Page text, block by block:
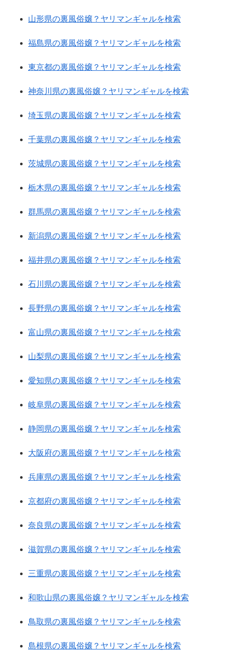
山形県の裏風俗嬢？ヤリマンギャルを検索
福島県の裏風俗嬢？ヤリマンギャルを検索
東京都の裏風俗嬢？ヤリマンギャルを検索
神奈川県の裏風俗嬢？ヤリマンギャルを検索
埼玉県の裏風俗嬢？ヤリマンギャルを検索
千葉県の裏風俗嬢？ヤリマンギャルを検索
茨城県の裏風俗嬢？ヤリマンギャルを検索
栃木県の裏風俗嬢？ヤリマンギャルを検索
群馬県の裏風俗嬢？ヤリマンギャルを検索
新潟県の裏風俗嬢？ヤリマンギャルを検索
福井県の裏風俗嬢？ヤリマンギャルを検索
石川県の裏風俗嬢？ヤリマンギャルを検索
長野県の裏風俗嬢？ヤリマンギャルを検索
富山県の裏風俗嬢？ヤリマンギャルを検索
山梨県の裏風俗嬢？ヤリマンギャルを検索
愛知県の裏風俗嬢？ヤリマンギャルを検索
岐阜県の裏風俗嬢？ヤリマンギャルを検索
静岡県の裏風俗嬢？ヤリマンギャルを検索
大阪府の裏風俗嬢？ヤリマンギャルを検索
兵庫県の裏風俗嬢？ヤリマンギャルを検索
京都府の裏風俗嬢？ヤリマンギャルを検索
奈良県の裏風俗嬢？ヤリマンギャルを検索
滋賀県の裏風俗嬢？ヤリマンギャルを検索
三重県の裏風俗嬢？ヤリマンギャルを検索
和歌山県の裏風俗嬢？ヤリマンギャルを検索
鳥取県の裏風俗嬢？ヤリマンギャルを検索
島根県の裏風俗嬢？ヤリマンギャルを検索